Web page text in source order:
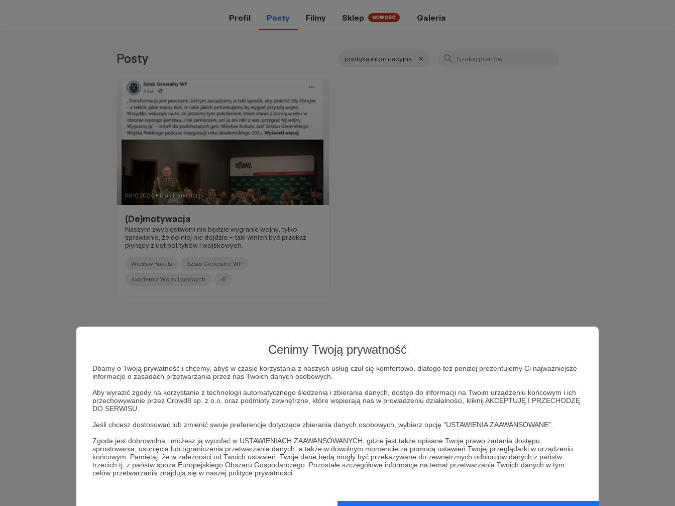
Cenimy Twoją prywatność
Dbamy o Twoją prywatność i chcemy, abyś w czasie korzystania z naszych usług czuł się komfortowo, dlatego też poniżej prezentujemy Ci najważniejsze
informacje o zasadach przetwarzania przez nas Twoich danych osobowych.
Aby wyrazić zgody na korzystanie z technologii automatycznego śledzenia i zbierania danych, dostęp do informacji na Twoim urządzeniu końcowym i ich
przechowywanie przez Crowd8 sp. z o.o. oraz podmioty zewnętrzne, które wspierają nas w prowadzeniu działalności, kliknij AKCEPTUJĘ I PRZECHODZĘ
DO SERWISU.
Jeśli chcesz dostosować lub zmienić swoje preferencje dotyczące zbierania danych osobowych, wybierz opcję "USTAWIENIA ZAAWANSOWANE".
Zgoda jest dobrowolna i możesz ją wycofać w USTAWIENIACH ZAAWANSOWANYCH, gdzie jest także opisane Twoje prawo żądania dostępu,
sprostowania, usunięcia lub ograniczenia przetwarzania danych, a także w dowolnym momencie za pomocą ustawień Twojej przeglądarki w urządzeniu
końcowym. Pamiętaj, że w zależności od Twoich ustawień, Twoje dane będą mogły być przekazywane do zewnętrznych odbiorców danych z państw
trzecich tj. z państw spoza Europejskiego Obszaru Gospodarczego. Pozostałe szczegółowe informacje na temat przetwarzania Twoich danych w tym
celów przetwarzania znajdują się w naszej polityce prywatności.
Profil Posty Filmy Sklep NOWOŚĆ Galeria
Posty polityka informacyjna
08.10.2024 ● Brak komentarzy
(De)motywacja
Naszym zwycięstwem nie będzie wygranie wojny, tylko
sprawienie, że do niej nie dojdzie – taki winien być przekaz
płynący z ust polityków i wojskowych.
Wiesław Kukuła Sztab Generalny WP
Akademia Wojsk Lądowych +5
Dołącz do grona Patronów!
Wesprzyj działalność AutoraMarcin Ogdowskijuż teraz!